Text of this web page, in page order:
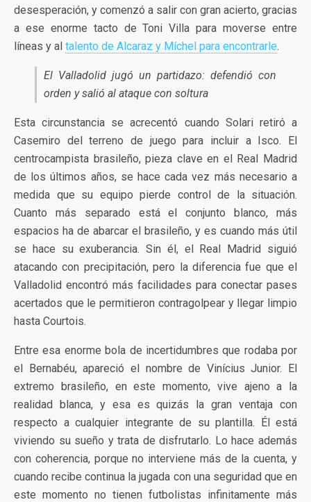
desesperación, y comenzó a salir con gran acierto, gracias
a ese enorme tacto de Toni Villa para moverse entre
líneas y al talento de Alcaraz y Míchel para encontrarle.
El Valladolid jugó un partidazo: defendió con
orden y salió al ataque con soltura
Esta circunstancia se acrecentó cuando Solari retiró a
Casemiro del terreno de juego para incluir a Isco. El
centrocampista brasileño, pieza clave en el Real Madrid
de los últimos años, se hace cada vez más necesario a
medida que su equipo pierde control de la situación.
Cuanto más separado está el conjunto blanco, más
espacios ha de abarcar el brasileño, y es cuando más útil
se hace su exuberancia. Sin él, el Real Madrid siguió
atacando con precipitación, pero la diferencia fue que el
Valladolid encontró más facilidades para conectar pases
acertados que le permitieron contragolpear y llegar limpio
hasta Courtois.
Entre esa enorme bola de incertidumbres que rodaba por
el Bernabéu, apareció el nombre de Vinícius Junior. El
extremo brasileño, en este momento, vive ajeno a la
realidad blanca, y esa es quizás la gran ventaja con
respecto a cualquier integrante de su plantilla. Él está
viviendo su sueño y trata de disfrutarlo. Lo hace además
con coherencia, porque no interviene más de la cuenta, y
cuando recibe continua la jugada con una seguridad que en
este momento no tienen futbolistas infinitamente más